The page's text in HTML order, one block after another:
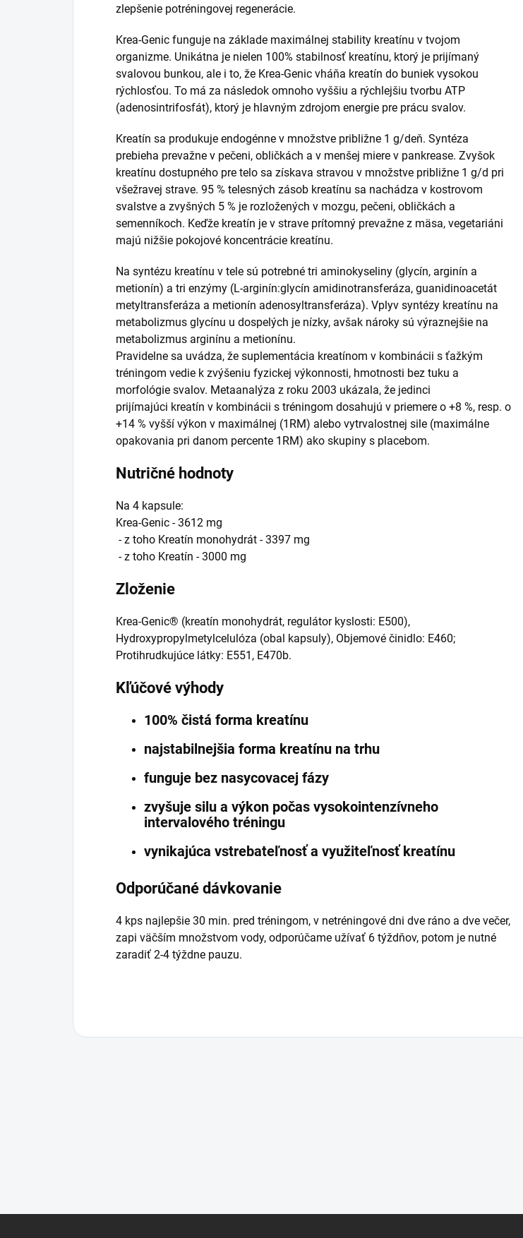
zlepšenie potréningovej regenerácie.
Krea-Genic funguje na základe maximálnej stability kreatínu v tvojom
organizme. Unikátna je nielen 100% stabilnosť kreatínu, ktorý je prijímaný
svalovou bunkou, ale i to, že Krea-Genic vháňa kreatín do buniek vysokou
rýchlosťou. To má za následok omnoho vyššiu a rýchlejšiu tvorbu ATP
(adenosintrifosfát), ktorý je hlavným zdrojom energie pre prácu svalov.
Kreatín sa produkuje endogénne v množstve približne 1 g/deň. Syntéza
prebieha prevažne v pečeni, obličkách a v menšej miere v pankrease. Zvyšok
kreatínu dostupného pre telo sa získava stravou v množstve približne 1 g/d pri
všežravej strave. 95 % telesných zásob kreatínu sa nachádza v kostrovom
svalstve a zvyšných 5 % je rozložených v mozgu, pečeni, obličkách a
semenníkoch. Keďže kreatín je v strave prítomný prevažne z mäsa, vegetariáni
majú nižšie pokojové koncentrácie kreatínu.
Na syntézu kreatínu v tele sú potrebné tri aminokyseliny (glycín, arginín a
metionín) a tri enzýmy (L-arginín:glycín amidinotransferáza, guanidinoacetát
metyltransferáza a metionín adenosyltransferáza). Vplyv syntézy kreatínu na
metabolizmus glycínu u dospelých je nízky, avšak nároky sú výraznejšie na
metabolizmus arginínu a metionínu.
Pravidelne sa uvádza, že suplementácia kreatínom v kombinácii s ťažkým
tréningom vedie k zvýšeniu fyzickej výkonnosti, hmotnosti bez tuku a
morfológie svalov. Metaanalýza z roku 2003 ukázala, že jedinci
prijímajúci kreatín v kombinácii s tréningom dosahujú v priemere o +8 %, resp. o
+14 % vyšší výkon v maximálnej (1RM) alebo vytrvalostnej sile (maximálne
opakovania pri danom percente 1RM) ako skupiny s placebom.
Nutričné hodnoty
Na 4 kapsule:
Krea-Genic - 3612 mg
- z toho Kreatín monohydrát - 3397 mg
- z toho Kreatín - 3000 mg
Zloženie
Krea-Genic® (kreatín monohydrát, regulátor kyslosti: E500),
Hydroxypropylmetylcelulóza (obal kapsuly), Objemové činidlo: E460;
Protihrudkujúce látky: E551, E470b.
Kľúčové výhody
100% čistá forma kreatínu
najstabilnejšia forma kreatínu na trhu
funguje bez nasycovacej fázy
zvyšuje silu a výkon počas vysokointenzívneho
intervalového tréningu
vynikajúca vstrebateľnosť a využiteľnosť kreatínu
Odporúčané dávkovanie
4 kps najlepšie 30 min. pred tréningom, v netréningové dni dve ráno a dve večer,
zapi väčším množstvom vody, odporúčame užívať 6 týždňov, potom je nutné
zaradiť 2-4 týždne pauzu.